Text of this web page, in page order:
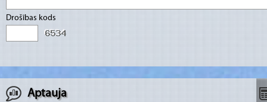
Drošības kods
Aptauja